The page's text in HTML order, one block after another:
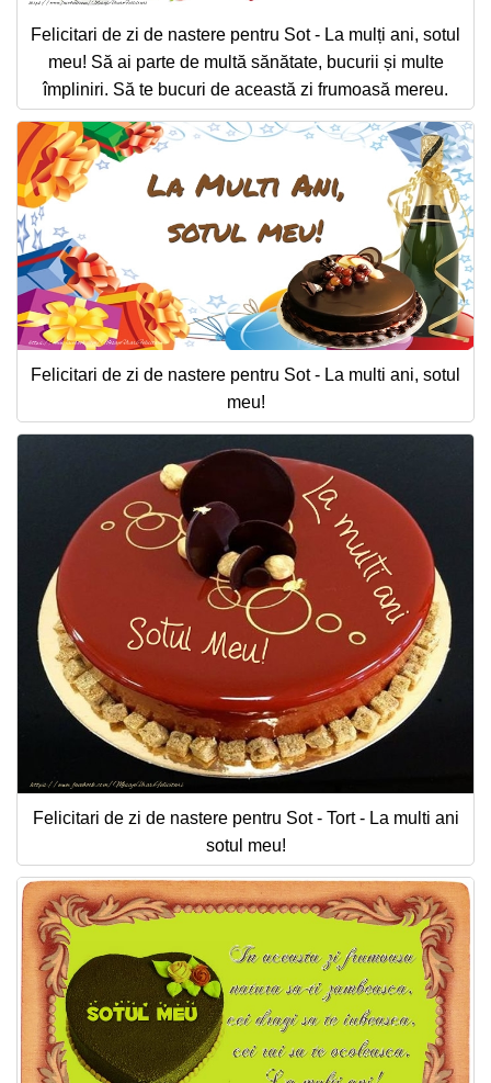
Felicitari de zi de nastere pentru Sot - La mulți ani, sotul
meu! Să ai parte de multă sănătate, bucurii și multe
împliniri. Să te bucuri de această zi frumoasă mereu.
Felicitari de zi de nastere pentru Sot - La multi ani, sotul
meu!
Felicitari de zi de nastere pentru Sot - Tort - La multi ani
sotul meu!